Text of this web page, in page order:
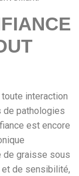
interaction
de pathologies
est encore
de graisse sous
et de sensibilité,